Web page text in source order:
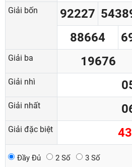
Giải bốn 92227
88664
Giải ba 19676
Giải nhì
Giải nhất
Giải đặc biệt
Đầy Đủ 2 Số 3 Số